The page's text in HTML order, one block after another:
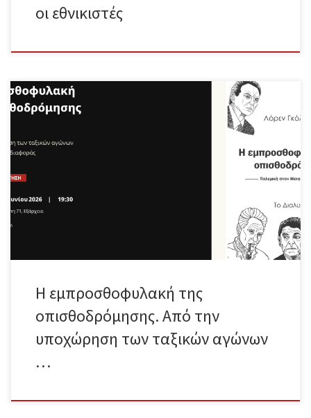
οι εθνικιστές
Ο Λόρεν Γκόλντνερ (1947–2024) υπήρξε μία από τις
σημαντικότερες μορφές του αριστερού κομμουνισμού στις ΗΠΑ.
Διαμορφώθηκε πολιτικά μέσα στα κινήματα της δεκαετίας του
1960, σε μικρές κομμουνιστικές ομάδες και μέσα από τις επαφές
του με συντρόφους στο εξωτερικό. Δεν ήταν διαχωρισμένος
ακαδημαϊκός διανοούμενος. Επηρεασμένος από την γαλλική
υπεραριστέρα, τον Ερνστ Μπλοχ και τον πρώιμο Κολακόφσκι,
ανέπτυξε μια ιδιότυπη μαρξιστική σκέψη, στραμμένη ταυτόχρονα
στην κριτική της πολιτικής οικονομίας, την ιστορία των
επαναστατικών κινημάτων και το πρόβλημα της κομμουνιστικής
καθολικότητας. 1. Η σημασία και η επικαιρότητα της πολεμικής
Η εμπροσθοφυλακή της
οπισθοδρόμησης. Από την
υποχώρηση των ταξικών αγώνων
…